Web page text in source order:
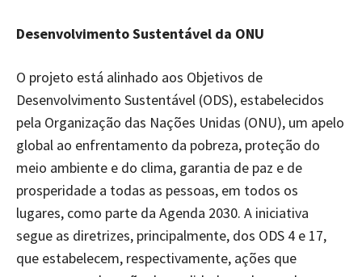
Desenvolvimento Sustentável da ONU
O projeto está alinhado aos Objetivos de
Desenvolvimento Sustentável (ODS), estabelecidos
pela Organização das Nações Unidas (ONU), um apelo
global ao enfrentamento da pobreza, proteção do
meio ambiente e do clima, garantia de paz e de
prosperidade a todas as pessoas, em todos os
lugares, como parte da Agenda 2030. A iniciativa
segue as diretrizes, principalmente, dos ODS 4 e 17,
que estabelecem, respectivamente, ações que